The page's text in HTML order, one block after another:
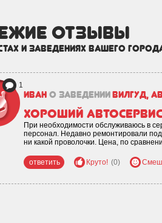
3
16
3
и
отзывы
и заведениях вашего
1
Иван о заведенииВилГУД,
Хороший автосервис
При необходимости обслуживаюсь в
персонал. Недавно ремонтировали
ни какой проволочки. Цена, по
ответить Круто! (0)